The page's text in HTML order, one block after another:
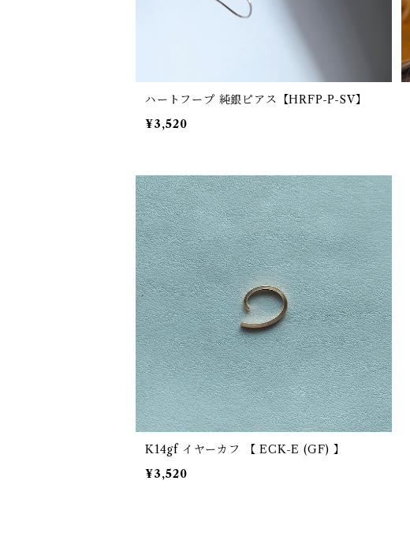
ハートフープ 純銀ピアス【HRFP-P-SV】
¥3,520
K14gf イヤーカフ 【 ECK-E (GF) 】
¥3,520